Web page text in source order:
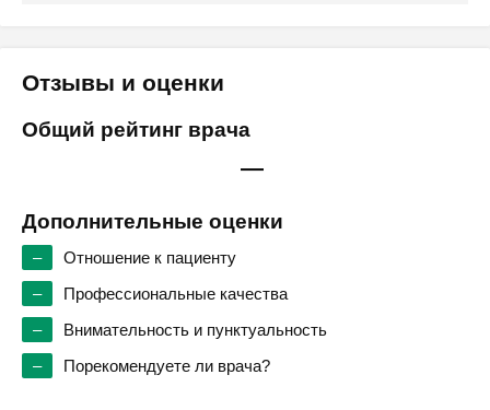
Отзывы и оценки
Общий рейтинг врача
—
Дополнительные оценки
–
Отношение к пациенту
–
Профессиональные качества
–
Внимательность и пунктуальность
–
Порекомендуете ли врача?